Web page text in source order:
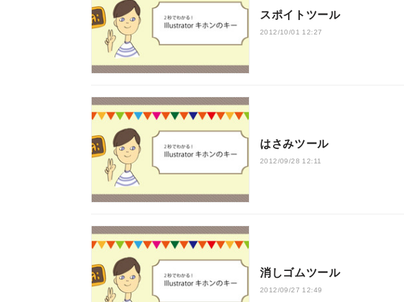
スポイトツール
2012/10/01 12:27
はさみツール
2012/09/28 12:11
消しゴムツール
2012/09/27 12:49